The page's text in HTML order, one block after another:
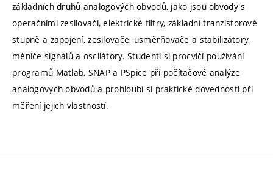
základních druhů analogových obvodů, jako jsou obvody s
operačními zesilovači, elektrické filtry, základní tranzistorové
stupně a zapojení, zesilovače, usměrňovače a stabilizátory,
měniče signálů a oscilátory. Studenti si procvičí používání
programů Matlab, SNAP a PSpice při počítačové analýze
analogových obvodů a prohloubí si praktické dovednosti při
měření jejich vlastností.